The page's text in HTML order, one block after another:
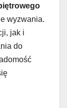
wyzwania.
jak i
do